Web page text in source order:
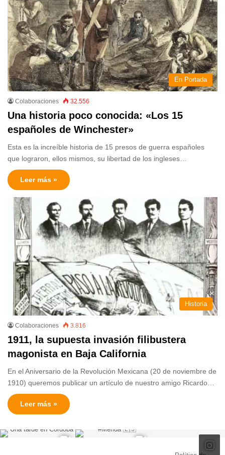
En Portada
Colaboraciones 32.556
Una historia poco conocida: «Los 15
españoles de Winchester»
Esta es la increíble historia de 15 presos de guerra españoles
que lograron, ellos mismos, su libertad de los ingleses…
Leer más »
Historia
Colaboraciones 3.816
1911, la supuesta invasión filibustera
magonista en Baja California
En el Aniversario de la Revolución Mexicana (20 de noviembre de
1910) queremos publicar un artículo de nuestro amigo Ricardo…
Leer más »